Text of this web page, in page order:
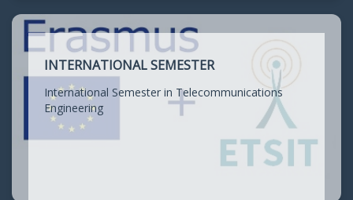
INTERNATIONAL SEMESTER
International Semester in Telecommunications
Engineering